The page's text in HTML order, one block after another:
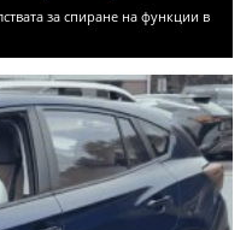
за спиране на функции в